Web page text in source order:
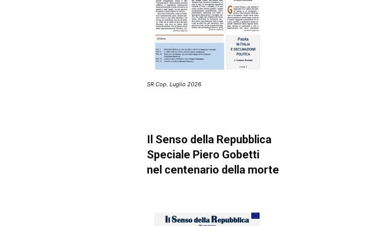
SR Cop. Luglio 2026
Il Senso della Repubblica
Speciale Piero Gobetti
nel centenario della morte